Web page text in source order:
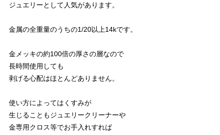
ジュエリーとして人気があります。
金属の全重量のうちの1/20以上14kです。
金メッキの約100倍の厚さの層なので
長時間使用しても
剥げる心配はほとんどありません。
使い方によってはくすみが
生じることもジュエリークリーナーや
金専用クロス等でお手入れすれば